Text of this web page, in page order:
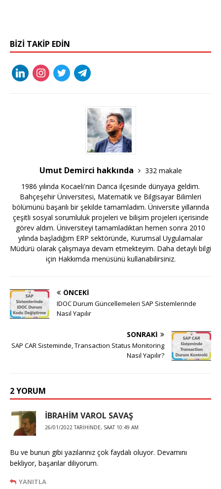
BIZI TAKIP EDIN
Umut Demirci hakkında
332 makale
1986 yılında Kocaeli'nin Darıca ilçesinde dünyaya geldim.
Bahçeşehir Üniversitesi, Matematik ve Bilgisayar Bilimleri
bölümünü başarılı bir şekilde tamamladım. Üniversite yıllarında
çeşitli sosyal sorumluluk projeleri ve bilişim projeleri içerisinde
görev aldım. Üniversiteyi tamamladıktan hemen sonra 2010
yılında başladığım ERP sektöründe, Kurumsal Uygulamalar
Müdürü olarak çalışmaya devam etmekteyim. Daha detaylı bilgi
için Hakkımda menüsünü kullanabilirsiniz.
ÖNCEKI
IDOC Durum Güncellemeleri SAP Sistemlerinde
Nasıl Yapılır
SONRAKI
SAP CAR Sisteminde, Transaction Status Monitoring
Nasıl Yapılır?
2 YORUM
İBRAHİM VAROL SAVAŞ
26/01/2022 TARIHINDE, SAAT 10:49 AM
Bu ve bunun gibi yazılarınız çok faydalı oluyor. Devamını
bekliyor, başarılar diliyorum.
YANITLA